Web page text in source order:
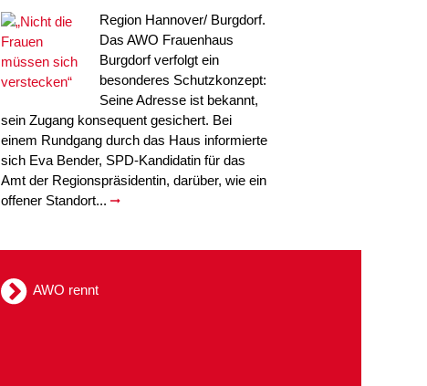
Region Hannover/ Burgdorf.
Das AWO Frauenhaus
Burgdorf verfolgt ein
besonderes Schutzkonzept:
Seine Adresse ist bekannt,
sein Zugang konsequent gesichert. Bei
einem Rundgang durch das Haus informierte
sich Eva Bender, SPD-Kandidatin für das
Amt der Regionspräsidentin, darüber, wie ein
offener Standort...
AWO rennt